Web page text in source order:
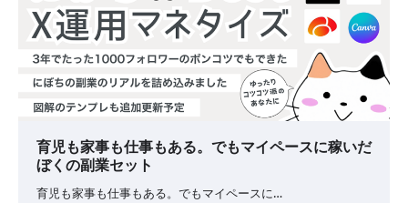
育児も家事も仕事もある。でもマイペースに稼いだ
ぼくの副業セット
育児も家事も仕事もある。でもマイペースに…